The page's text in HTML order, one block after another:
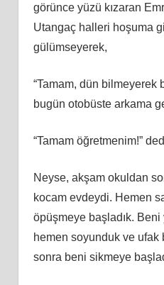
görünce yüzü kızaran
Utangaç halleri hoşuma
gülümseyerek,
“Tamam, dün bilmeyerek
bugün otobüste arkama
“Tamam öğretmenim!”
Neyse, akşam okuldan
kocam evdeydi. Hemen
öpüşmeye başladık. Beni
hemen soyunduk ve ufak
sonra beni sikmeye